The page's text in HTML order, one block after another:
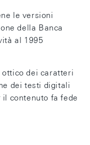
le versioni
della Banca
al 1995
dei caratteri
dei testi digitali
contenuto fa fede